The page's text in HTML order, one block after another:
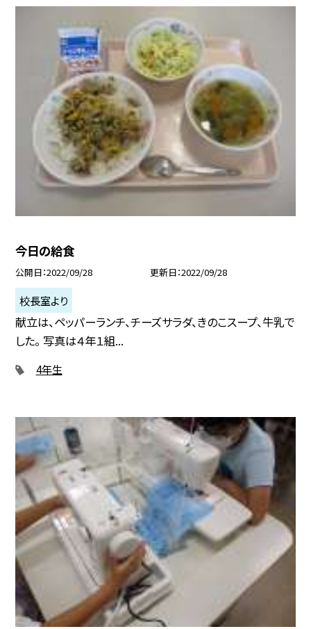
今日の給食
公開日 2022/09/28 更新日 2022/09/28
校長室より
献立は、ペッパーランチ、チーズサラダ、きのこスープ、牛乳で
した。 写真は４年１組...
4年生